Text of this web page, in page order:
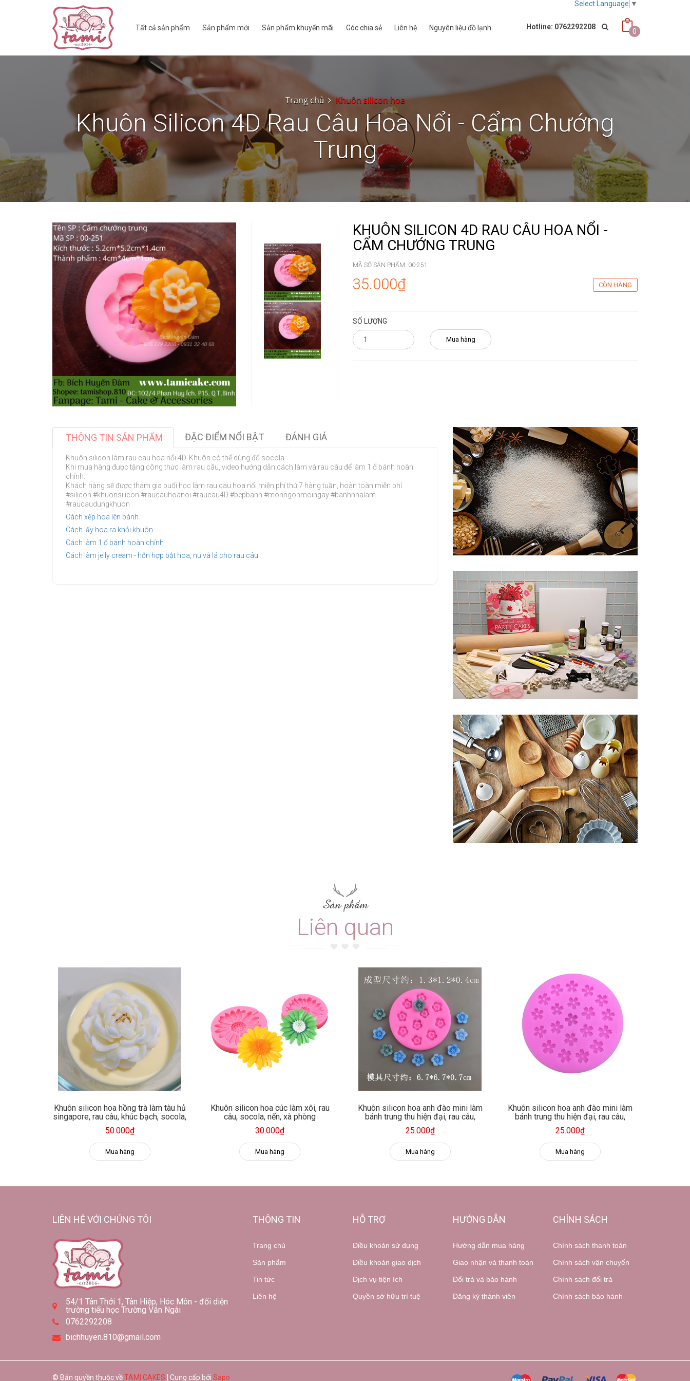
Select Language ▼
Hotline: 0762292208
0
Tất cả sản phẩm Sản phẩm mới Sản phẩm khuyến mãi Góc chia sẻ Liên hệ Nguyên liệu đồ lạnh
Trang chủ Khuôn silicon hoa
Khuôn Silicon 4D Rau Câu Hoa Nổi - Cẩm Chướng
Trung
KHUÔN SILICON 4D RAU CÂU HOA NỔI -
CẨM CHƯỚNG TRUNG
MÃ SỐ SẢN PHẨM: 00-251
35.000₫ CÒN HÀNG
SỐ LƯỢNG
Mua hàng
THÔNG TIN SẢN PHẨM ĐẶC ĐIỂM NỔI BẬT ĐÁNH GIÁ
Khuôn silicon làm rau cau hoa nổi 4D. Khuôn có thể dùng đổ socola.
Khi mua hàng được tặng công thức làm rau câu, video hướng dẫn cách làm và rau câu để làm 1 ổ bánh hoàn
chỉnh.
Khách hàng sẽ được tham gia buổi học làm rau cau hoa nổi miễn phí thứ 7 hàng tuần, hoàn toàn miễn phí.
#silicon #khuonsilicon #raucauhoanoi #raucau4D #bepbanh #monngonmoingay #banhnhalam
#raucaudungkhuon
Cách xếp hoa lên bánh
Cách lấy hoa ra khỏi khuôn
Cách làm 1 ổ bánh hoàn chỉnh
Cách làm jelly cream - hỗn hợp bắt hoa, nụ và lá cho rau câu
Sản phẩm
Liên quan
Khuôn silicon hoa hồng trà làm tàu hủ
singapore, rau câu, khúc bạch, socola,
nến thơm
50.000₫
Mua hàng
Khuôn silicon hoa cúc làm xôi, rau
câu, socola, nến, xà phòng
30.000₫
Mua hàng
Khuôn silicon hoa anh đào mini làm
bánh trung thu hiện đại, rau câu,
fondant, socola, trang trí nến, xà
phòng
25.000₫
Mua hàng
Khuôn silicon hoa anh đào mini làm
bánh trung thu hiện đại, rau câu,
fondant, socola, trang trí nến, xà
phòng
25.000₫
Mua hàng
LIÊN HỆ VỚI CHÚNG TÔI
54/1 Tân Thới 1, Tân Hiệp, Hóc Môn - đối diện
trường tiểu học Trường Văn Ngài
0762292208
bichhuyen.810@gmail.com
THÔNG TIN
Trang chủ
Sản phẩm
Tin tức
Liên hệ
HỖ TRỢ
Điều khoản sử dụng
Điều khoản giao dịch
Dịch vụ tiện ích
Quyền sở hữu trí tuệ
HƯỚNG DẪN
Hướng dẫn mua hàng
Giao nhận và thanh toán
Đổi trả và bảo hành
Đăng ký thành viên
CHÍNH SÁCH
Chính sách thanh toán
Chính sách vận chuyển
Chính sách đổi trả
Chính sách bảo hành
© Bản quyền thuộc vềTAMI CAKES | Cung cấp bởi Sapo